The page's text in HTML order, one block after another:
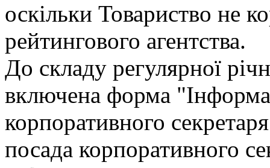
оскiльки Товариство не
рейтингового агентства.
До складу регулярної
включена форма
корпоративного
посада корпоративного